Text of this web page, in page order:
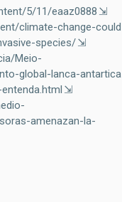
5/11/eaaz0888
climate-change-
species/
Meio-
global-lanca-
amenazan-la-